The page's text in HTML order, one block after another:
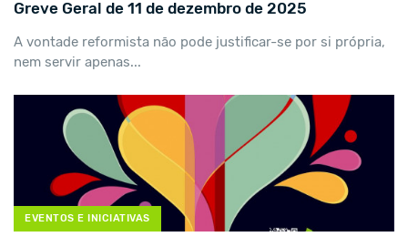
Greve Geral de 11 de dezembro de 2025
A vontade reformista não pode justificar-se por si própria,
nem servir apenas...
EVENTOS E INICIATIVAS